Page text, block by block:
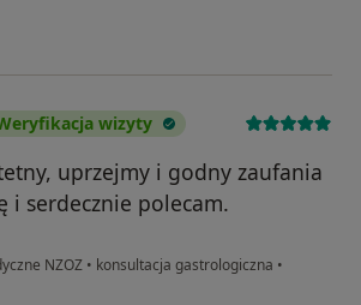
wizyty
uprzejmy i godny zaufania
i serdecznie polecam.
NZOZ • konsultacja gastrologiczna •